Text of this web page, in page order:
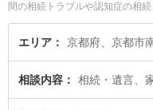
間の相続トラブルや認知症の相
もでき便利です。特に弁護士法
ィール情報や弁護士費用、強み
で家族信託を法律相談できる京
お困りの相談者さんにおすすめ
エリア 京都府、京都市
相談内容 相続・遺言、